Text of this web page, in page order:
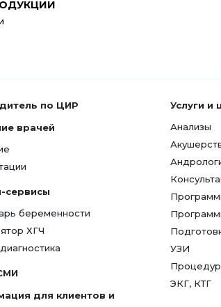
по ЦИР
врачей
сервисы
беременности
ХГЧ
для клиентов и
Услуги и
Анализы
УЗИ
ЭКГ, КТГ